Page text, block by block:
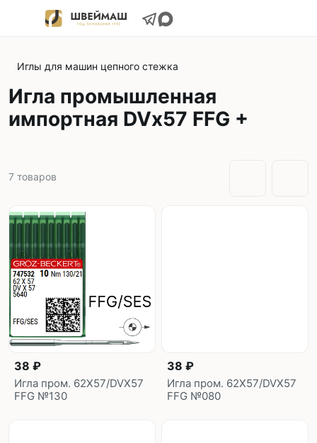
Иглы для машин цепного стежка
Игла промышленная
импортная DVx57 FFG +
7 товаров
38 ₽
Игла пром. 62X57/DVX57
FFG №130
38 ₽
Игла пром. 62X57/DVX57
FFG №080